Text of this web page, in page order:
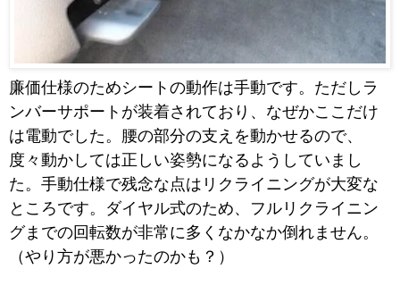
廉価仕様のためシートの動作は手動です。ただしラ
ンバーサポートが装着されており、なぜかここだけ
は電動でした。腰の部分の支えを動かせるので、
度々動かしては正しい姿勢になるようしていまし
た。手動仕様で残念な点はリクライニングが大変な
ところです。ダイヤル式のため、フルリクライニン
グまでの回転数が非常に多くなかなか倒れません。
（やり方が悪かったのかも？）